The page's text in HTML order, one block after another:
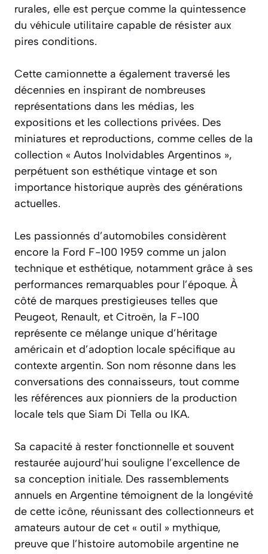
rurales, elle est perçue comme la quintessence
du véhicule utilitaire capable de résister aux
pires conditions.
Cette camionnette a également traversé les
décennies en inspirant de nombreuses
représentations dans les médias, les
expositions et les collections privées. Des
miniatures et reproductions, comme celles de la
collection « Autos Inolvidables Argentinos »,
perpétuent son esthétique vintage et son
importance historique auprès des générations
actuelles.
Les passionnés d’automobiles considèrent
encore la Ford F-100 1959 comme un jalon
technique et esthétique, notamment grâce à ses
performances remarquables pour l’époque. À
côté de marques prestigieuses telles que
Peugeot, Renault, et Citroën, la F-100
représente ce mélange unique d’héritage
américain et d’adoption locale spécifique au
contexte argentin. Son nom résonne dans les
conversations des connaisseurs, tout comme
les références aux pionniers de la production
locale tels que Siam Di Tella ou IKA.
Sa capacité à rester fonctionnelle et souvent
restaurée aujourd’hui souligne l’excellence de
sa conception initiale. Des rassemblements
annuels en Argentine témoignent de la longévité
de cette icône, réunissant des collectionneurs et
amateurs autour de cet « outil » mythique,
preuve que l’histoire automobile argentine ne